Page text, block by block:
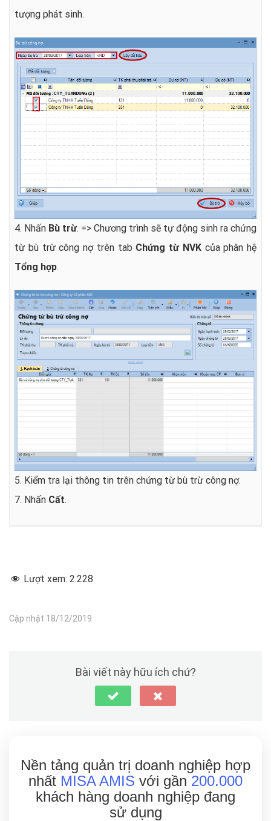
tượng phát sinh.
4. Nhấn Bù trừ. => Chương trình sẽ tự động sinh ra chứng
từ bù trừ công nợ trên tab Chứng từ NVK của phân hệ
Tổng hợp.
5. Kiểm tra lại thông tin trên chứng từ bù trừ công nợ.
7. Nhấn Cất.
Lượt xem: 2.228
Cập nhật 18/12/2019
Bài viết này hữu ích chứ?
Nền tảng quản trị doanh nghiệp hợp
nhất MISA AMIS với gần 200.000
khách hàng doanh nghiệp đang
sử dụng